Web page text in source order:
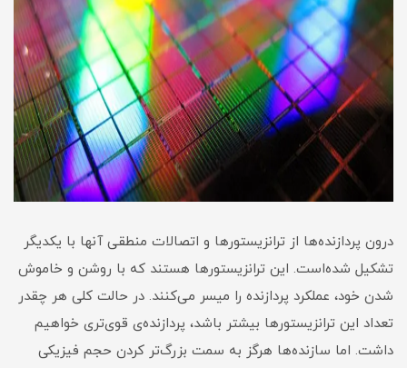
درون پردازنده‌ها از ترانزیستورها و اتصالات منطقی آنها با یکدیگر
تشکیل شده‌است. این ترانزیستورها هستند که با روشن و خاموش
شدن خود، عملکرد پردازنده را میسر می‌کنند. در حالت کلی هر چقدر
تعداد این ترانزیستورها بیشتر باشد، پردازنده‌ی قوی‌تری خواهیم
داشت. اما سازنده‌ها هرگز به سمت بزرگ‌تر کردن حجم فیزیکی